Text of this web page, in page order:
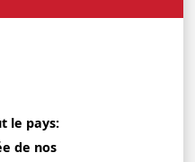
le pays:
de nos